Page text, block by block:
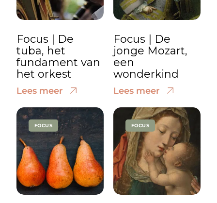
Focus | De
tuba, het
fundament van
het orkest
Lees meer
Focus | De
jonge Mozart,
een
wonderkind
Lees meer
FOCUS FOCUS